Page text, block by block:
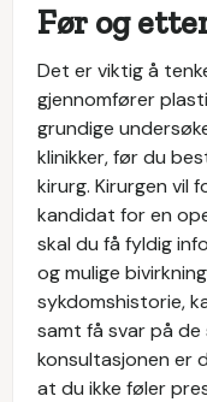
Før og
Det er viktig å
gjennomfører
grundige
klinikker, før du
kirurg. Kirurgen vil
kandidat for en
skal du få fyldig
og mulige
sykdomshistorie,
samt få svar på
konsultasjonen er
at du ikke føler